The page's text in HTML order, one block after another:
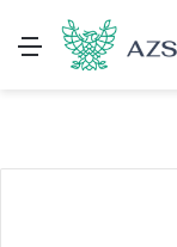
Menu